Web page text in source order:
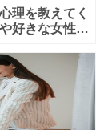
理を教えてく
好きな女性な
離れてしまい
は